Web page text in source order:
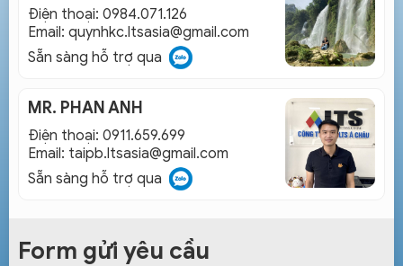
Điện thoại: 0984.071.126
Email: quynhkc.ltsasia@gmail.com
Sẵn sàng hỗ trợ qua
MR. PHAN ANH
Điện thoại: 0911.659.699
Email: taipb.ltsasia@gmail.com
Sẵn sàng hỗ trợ qua
Form gửi yêu cầu